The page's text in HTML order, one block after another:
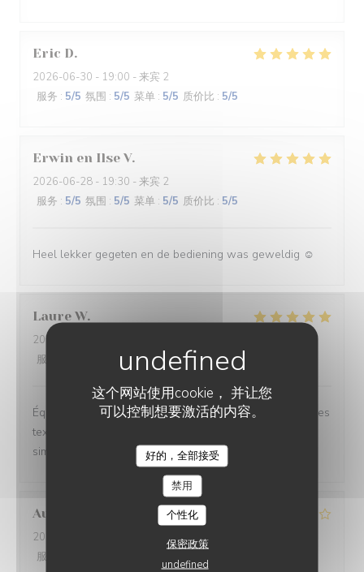
这个网站使用cookie， 并让您
可以控制想要激活的内容。
好的，全部接受
禁用
个性化
保密政策
undefined
Eric D
2026-06-30 - 19:00 - 来宾 2
服务 : 5/5 氛围 : 5/5 菜单 : 5/5 质价比 : 5/5
Erwin en Ilse V
2026-06-28 - 19:30 - 来宾 2
服务 : 5/5 氛围 : 5/5 菜单 : 5/5 质价比 : 5/5
Heel lekker gegeten en de bediening was geweldig ☺️
Laure W
2026-06-26
服务
/5 菜单:5 /5 质价比 :5/5
Équilibre des goûts, hardiesse des mélanges, subtilité des
textures. Le bel ami, c’est du GRAND art, en toute
simplicité. On ne peut pas rêver meilleur moment.
Aurélien
2026-06-27
- 19:15 - 来宾 3
服务
/5 质价比